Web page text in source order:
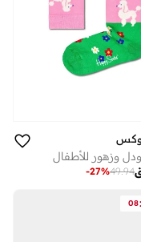
وزهور للأطفال
49.94
-27%
08: